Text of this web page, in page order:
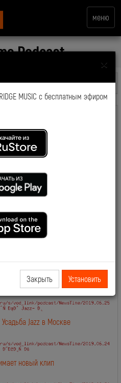
меню
×
MUSIC с бесплатным эфиром
Закрыть Установить
Podcast
Сосо Павлиашвили
Филиппа Киркорова
Jazz в Москве
новый клип